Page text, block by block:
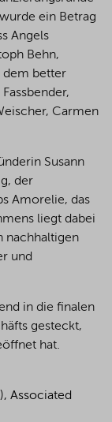
ein Betrag
Angels
Behn,
dem better
Carmen
Susann
der
Amorelie, das
liegt dabei
nachhaltigen
und
in die finalen
gesteckt,
hat.
Associated